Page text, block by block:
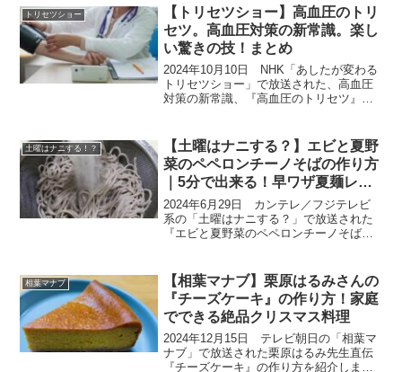
「なすと豚バラのポン酢炒め」が紹介さ
れました。プ...
トリセツショー
【トリセツショー】高血圧のトリ
セツ。高血圧対策の新常識。楽し
い驚きの技！まとめ
2024年10月10日 NHK「あしたが変わる
トリセツショー」で放送された、高血圧
対策の新常識、『高血圧のトリセツ』を
楽しくない対策ですが、「減らさずに増
やす」楽しい減...
土曜はナニする！？
【土曜はナニする？】エビと夏野
菜のペペロンチーノそばの作り方
｜5分で出来る！早ワザ夏麺レシ
ピ(6月29日）
2024年6月29日 カンテレ／フジテレビ
系の「土曜はナニする？」で放送された
『エビと夏野菜のペペロンチーノそば』
市瀬悦子先生による、基本調味料で作る5
分麺レシピで...
相葉マナブ
【相葉マナブ】栗原はるみさんの
『チーズケーキ』の作り方！家庭
でできる絶品クリスマス料理
2024年12月15日 テレビ朝日の「相葉マ
ナブ」で放送された栗原はるみ先生直伝
『チーズケーキ』の作り方を紹介しま